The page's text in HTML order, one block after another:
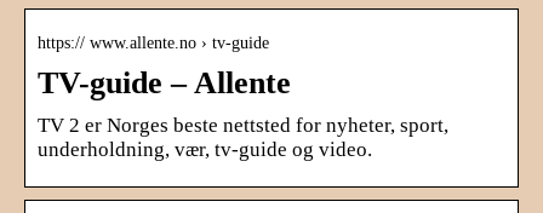
https:// www.allente.no › tv-guide
TV-guide – Allente
TV 2 er Norges beste nettsted for nyheter, sport,
underholdning, vær, tv-guide og video.